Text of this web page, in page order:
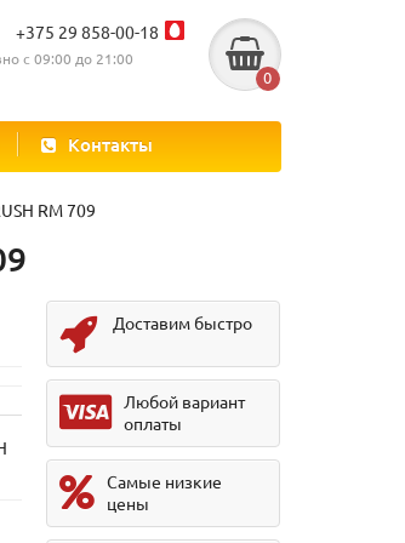
+375 29 858-00-18
с 09:00 до 21:00
0
Контакты
RM 709
Доставим быстро
Любой вариант
оплаты
Самые низкие
цены